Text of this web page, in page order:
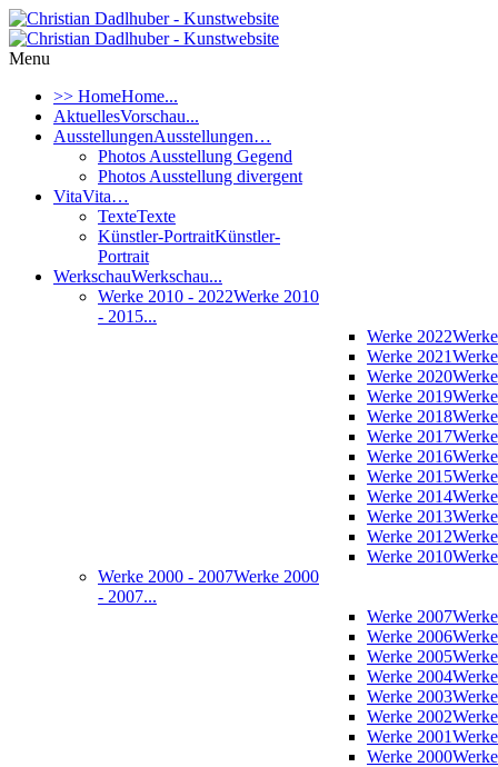
Menu
>> HomeHome...
AktuellesVorschau...
AusstellungenAusstellungen…
Photos Ausstellung Gegend
Photos Ausstellung divergent
VitaVita…
TexteTexte
Künstler-PortraitKünstler-
Portrait
WerkschauWerkschau...
Werke 2010 - 2022Werke 2010
- 2015...
Werke 2022
Werke 2021
Werke 2020
Werke 2019
Werke 2018
Werke 2017
Werke 2016
Werke 2015
Werke 2014
Werke 2013
Werke 2012
Werke 2010
Werke 2000 - 2007Werke 2000
- 2007...
Werke 2007
Werke 2006
Werke 2005
Werke 2004
Werke 2003
Werke 2002
Werke 2001
Werke 2000